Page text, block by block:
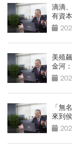
滴滴
有資
美殖
金河
「無
來到